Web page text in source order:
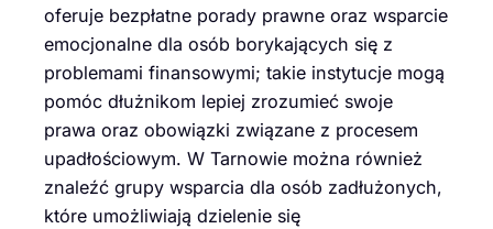
oferuje bezpłatne porady prawne oraz wsparcie
emocjonalne dla osób borykających się z
problemami finansowymi; takie instytucje mogą
pomóc dłużnikom lepiej zrozumieć swoje
prawa oraz obowiązki związane z procesem
upadłościowym. W Tarnowie można również
znaleźć grupy wsparcia dla osób zadłużonych,
które umożliwiają dzielenie się